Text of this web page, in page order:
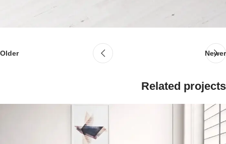
Newer
Older
Related projects